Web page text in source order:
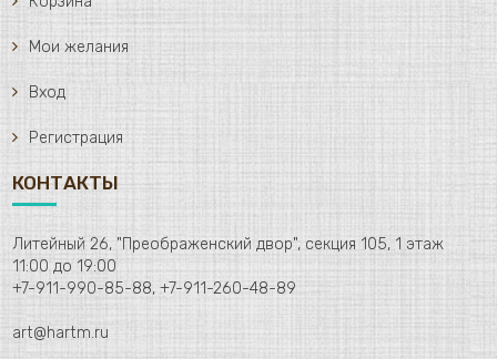
Мои желания
Вход
Регистрация
КОНТАКТЫ
Литейный 26, "Преображенский двор", секция 105, 1 этаж
11:00 до 19:00
+7-911-990-85-88, +7-911-260-48-89
art@hartm.ru